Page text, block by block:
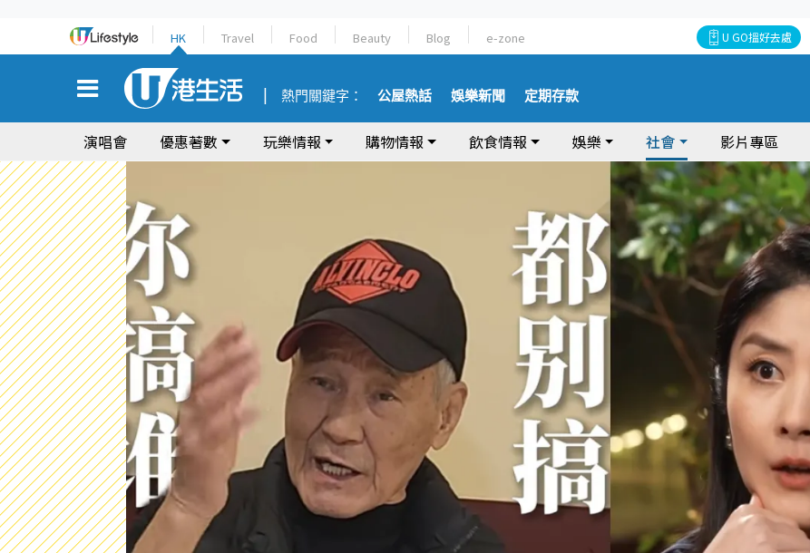
HK Travel Food Beauty Blog e-zone U GO搵好去處
熱門關鍵字： 公屋熱話 娛樂新聞 定期存款
演唱會 優惠著數 玩樂情報 購物情報 飲食情報 娛樂 社會 影片專區